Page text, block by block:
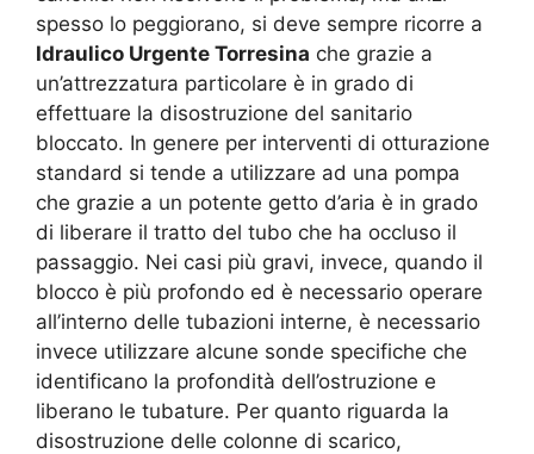
spesso lo peggiorano, si deve sempre ricorre a
Idraulico Urgente Torresina che grazie a
un’attrezzatura particolare è in grado di
effettuare la disostruzione del sanitario
bloccato. In genere per interventi di otturazione
standard si tende a utilizzare ad una pompa
che grazie a un potente getto d’aria è in grado
di liberare il tratto del tubo che ha occluso il
passaggio. Nei casi più gravi, invece, quando il
blocco è più profondo ed è necessario operare
all’interno delle tubazioni interne, è necessario
invece utilizzare alcune sonde specifiche che
identificano la profondità dell’ostruzione e
liberano le tubature. Per quanto riguarda la
disostruzione delle colonne di scarico,